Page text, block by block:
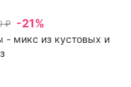
₽ -21%
- микс из кустовых и